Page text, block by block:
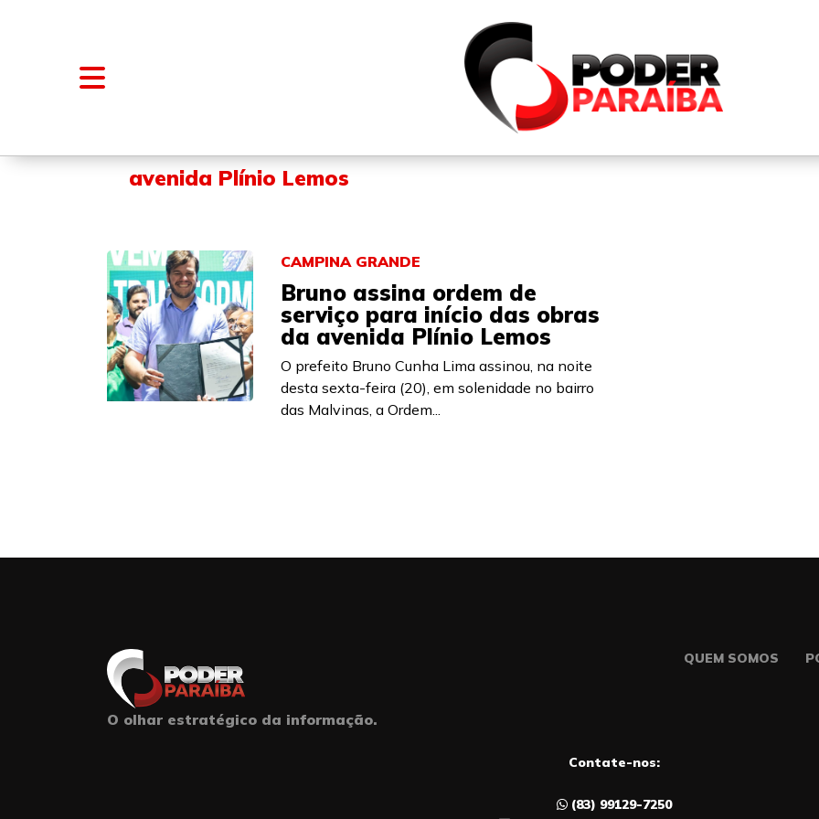
FALE CONOSCO
avenida Plínio Lemos
CAMPINA GRANDE
Bruno assina ordem de
serviço para início das obras
da avenida Plínio Lemos
O prefeito Bruno Cunha Lima assinou, na noite
desta sexta-feira (20), em solenidade no bairro
das Malvinas, a Ordem...
O olhar estratégico da informação.
QUEM SOMOS
Contate-nos:
(83) 99129-7250